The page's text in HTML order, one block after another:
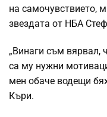
на самочувствието,
звездата от НБА
„Винаги съм вярвал,
са му нужни
мен обаче водещи
Къри.